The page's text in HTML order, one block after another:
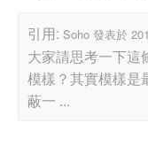
引用: Soho 發表於
大家請思考一下這
模樣？其實模樣是
蔽一 ...